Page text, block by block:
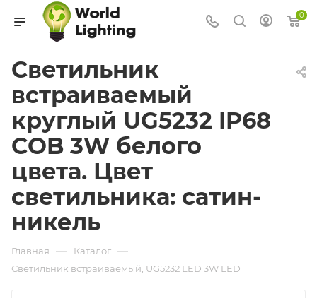
0
Светильник
встраиваемый
круглый UG5232 IP68
COB 3W белого
цвета. Цвет
светильника: сатин-
никель
Главная — Каталог —
Светильник встраиваемый, UG5232 LED 3W LED